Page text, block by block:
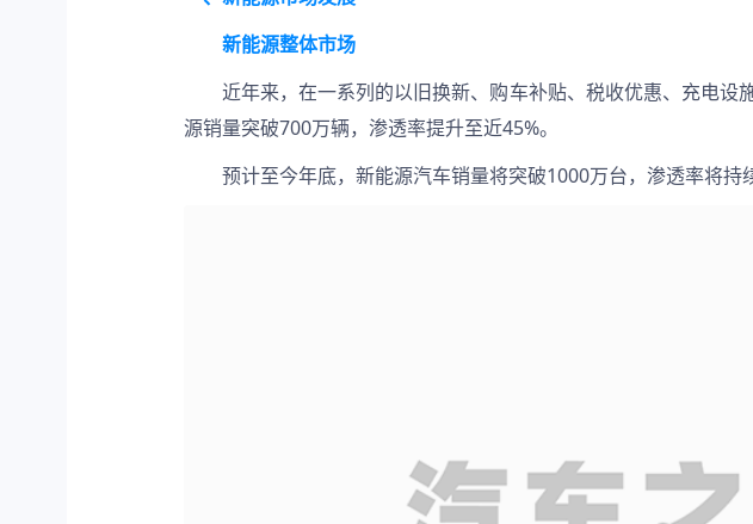
新能源整体市场
近年来，在一系列的以旧换新、购车补贴、税收优惠、充电设
源销量突破700万辆，渗透率提升至近45%。
预计至今年底，新能源汽车销量将突破1000万台，渗透率将持